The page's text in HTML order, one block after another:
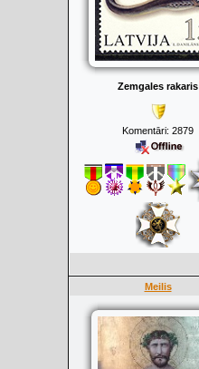
Zemgales rakaris
Komentāri: 2879
Meilis